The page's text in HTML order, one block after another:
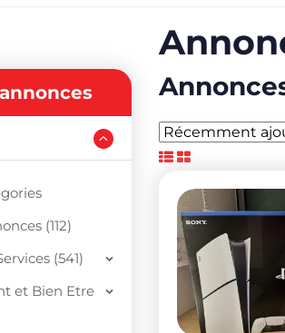
(112)
(541)
et Bien Etre